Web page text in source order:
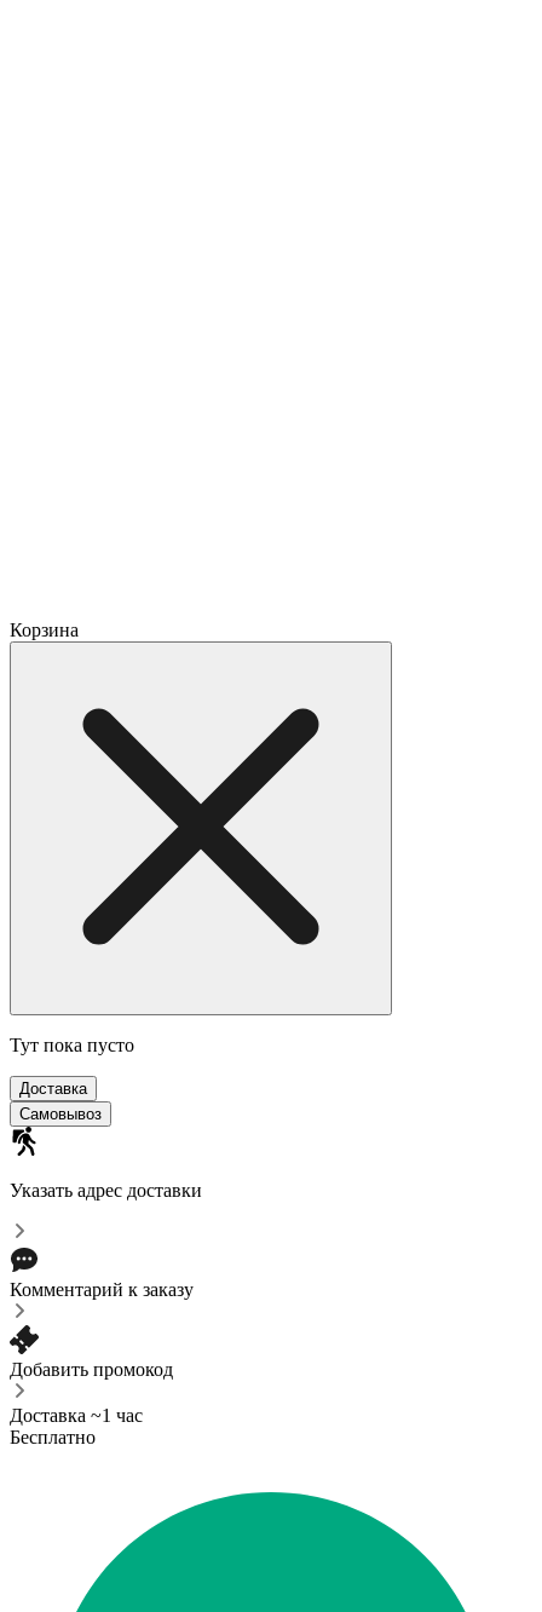
Корзина
Тут пока пусто
Доставка
Самовывоз
Указать адрес доставки
Комментарий к заказу
Добавить промокод
Доставка ~1 час
Бесплатно